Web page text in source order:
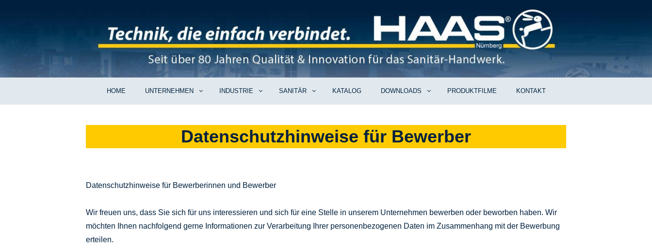
HOME UNTERNEHMEN INDUSTRIE SANITÄR KATALOG DOWNLOADS PRODUKTFILME KONTAKT
Datenschutzhinweise für Bewerber
Datenschutzhinweise für Bewerberinnen und Bewerber
Wir freuen uns, dass Sie sich für uns interessieren und sich für eine Stelle in unserem Unternehmen bewerben oder beworben haben. Wir
möchten Ihnen nachfolgend gerne Informationen zur Verarbeitung Ihrer personenbezogenen Daten im Zusammenhang mit der Bewerbung
erteilen.